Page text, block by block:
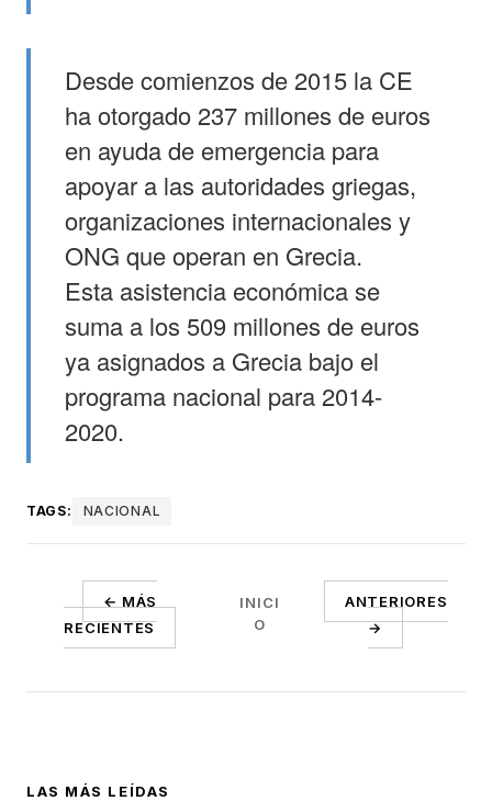
Desde comienzos de 2015 la CE
ha otorgado 237 millones de euros
en ayuda de emergencia para
apoyar a las autoridades griegas,
organizaciones internacionales y
ONG que operan en Grecia.
Esta asistencia económica se
suma a los 509 millones de euros
ya asignados a Grecia bajo el
programa nacional para 2014-
2020.
TAGS: NACIONAL
← MÁS
RECIENTES
INICI
O
ANTERIORES
→
LAS MÁS LEÍDAS